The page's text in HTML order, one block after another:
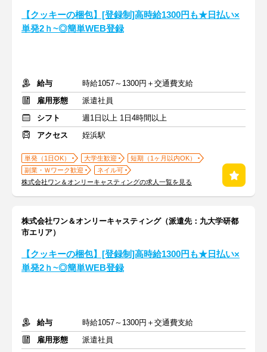
【クッキーの梱包】[登録制]高時給1300円も★日払い×
単発2ｈ~◎簡単WEB登録
給与
時給1057～1300円＋交通費支給
雇用形態
派遣社員
シフト
週1日以上 1日4時間以上
アクセス
姪浜駅
単発（1日OK） 大学生歓迎
短期（1ヶ月以内OK）
副業・Ｗワーク歓迎
ネイル可
株式会社ワン＆オンリーキャスティングの求人一覧を見る
株式会社ワン＆オンリーキャスティング（派遣先：九大学研都
市エリア）
【クッキーの梱包】[登録制]高時給1300円も★日払い×
単発2ｈ~◎簡単WEB登録
給与
時給1057～1300円＋交通費支給
雇用形態
派遣社員